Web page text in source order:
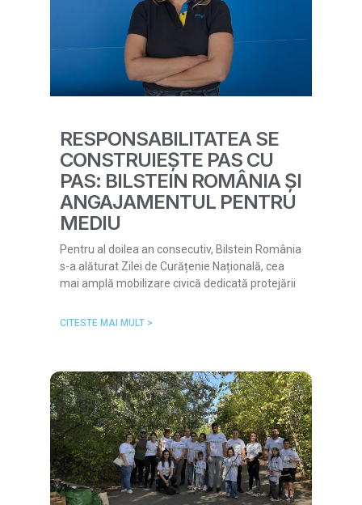
RESPONSABILITATEA SE
CONSTRUIEȘTE PAS CU
PAS: BILSTEIN ROMÂNIA ȘI
ANGAJAMENTUL PENTRU
MEDIU
Pentru al doilea an consecutiv, Bilstein România
s-a alăturat Zilei de Curățenie Națională, cea
mai amplă mobilizare civică dedicată protejării
CITESTE MAI MULT >